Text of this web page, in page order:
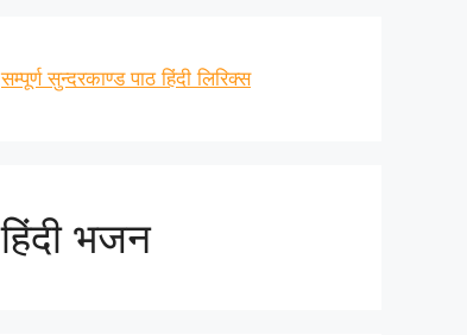
सम्पूर्ण सुन्दरकाण्ड पाठ हिंदी लिरिक्स
हिंदी भजन